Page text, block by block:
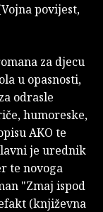
povijest,
za djecu
u opasnosti,
odrasle
humoreske,
AKO te
je urednik
te novoga
"Zmaj ispod
(književna